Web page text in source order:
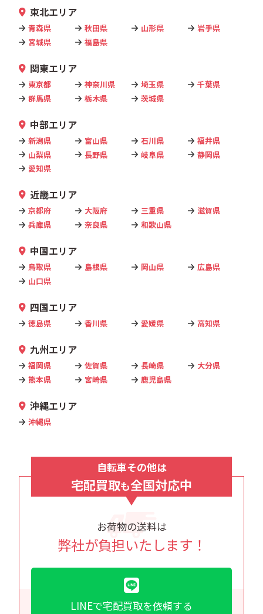
東北エリア
青森県 秋田県 山形県
岩手県
宮城県
福島県
関東エリア
東京都 神奈川県 埼玉県
千葉県
群馬県
栃木県 茨城県
中部エリア
新潟県 富山県 石川県
福井県
山梨県
長野県 岐阜県
静岡県
愛知県
近畿エリア
京都府 大阪府 三重県
滋賀県
兵庫県
奈良県 和歌山県
中国エリア
鳥取県 島根県 岡山県
広島県
山口県
四国エリア
徳島県 香川県 愛媛県 高知県
九州エリア
福岡県 佐賀県 長崎県
大分県
熊本県
宮崎県 鹿児島県
沖縄エリア
沖縄県
自転車その他は
宅配買取も全国対応中
お荷物の送料は
弊社が負担いたします！
LINEで宅配買取を依頼する